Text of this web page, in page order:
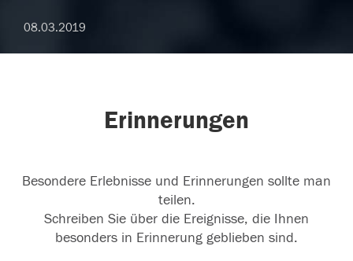
08.03.2019
Erinnerungen
Besondere Erlebnisse und Erinnerungen sollte man
teilen.
Schreiben Sie über die Ereignisse, die Ihnen
besonders in Erinnerung geblieben sind.